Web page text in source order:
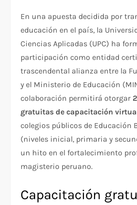
En una apuesta decidida por
educación en el país, la
Ciencias Aplicadas (UPC) ha
participación como entidad
trascendental alianza entre la
y el Ministerio de Educación
colaboración permitirá otorgar
gratuitas de capacitación
colegios públicos de Educación
(niveles inicial, primaria y
un hito en el fortalecimiento
magisterio peruano.
Capacitación